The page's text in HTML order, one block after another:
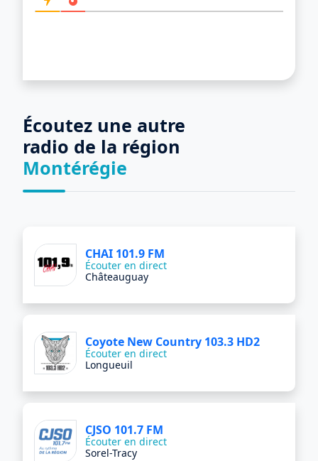
Écoutez une autre
radio de la région
Montérégie
CHAI 101.9 FM
Écouter en direct
Châteauguay
Coyote New Country 103.3 HD2
Écouter en direct
Longueuil
CJSO 101.7 FM
Écouter en direct
Sorel-Tracy